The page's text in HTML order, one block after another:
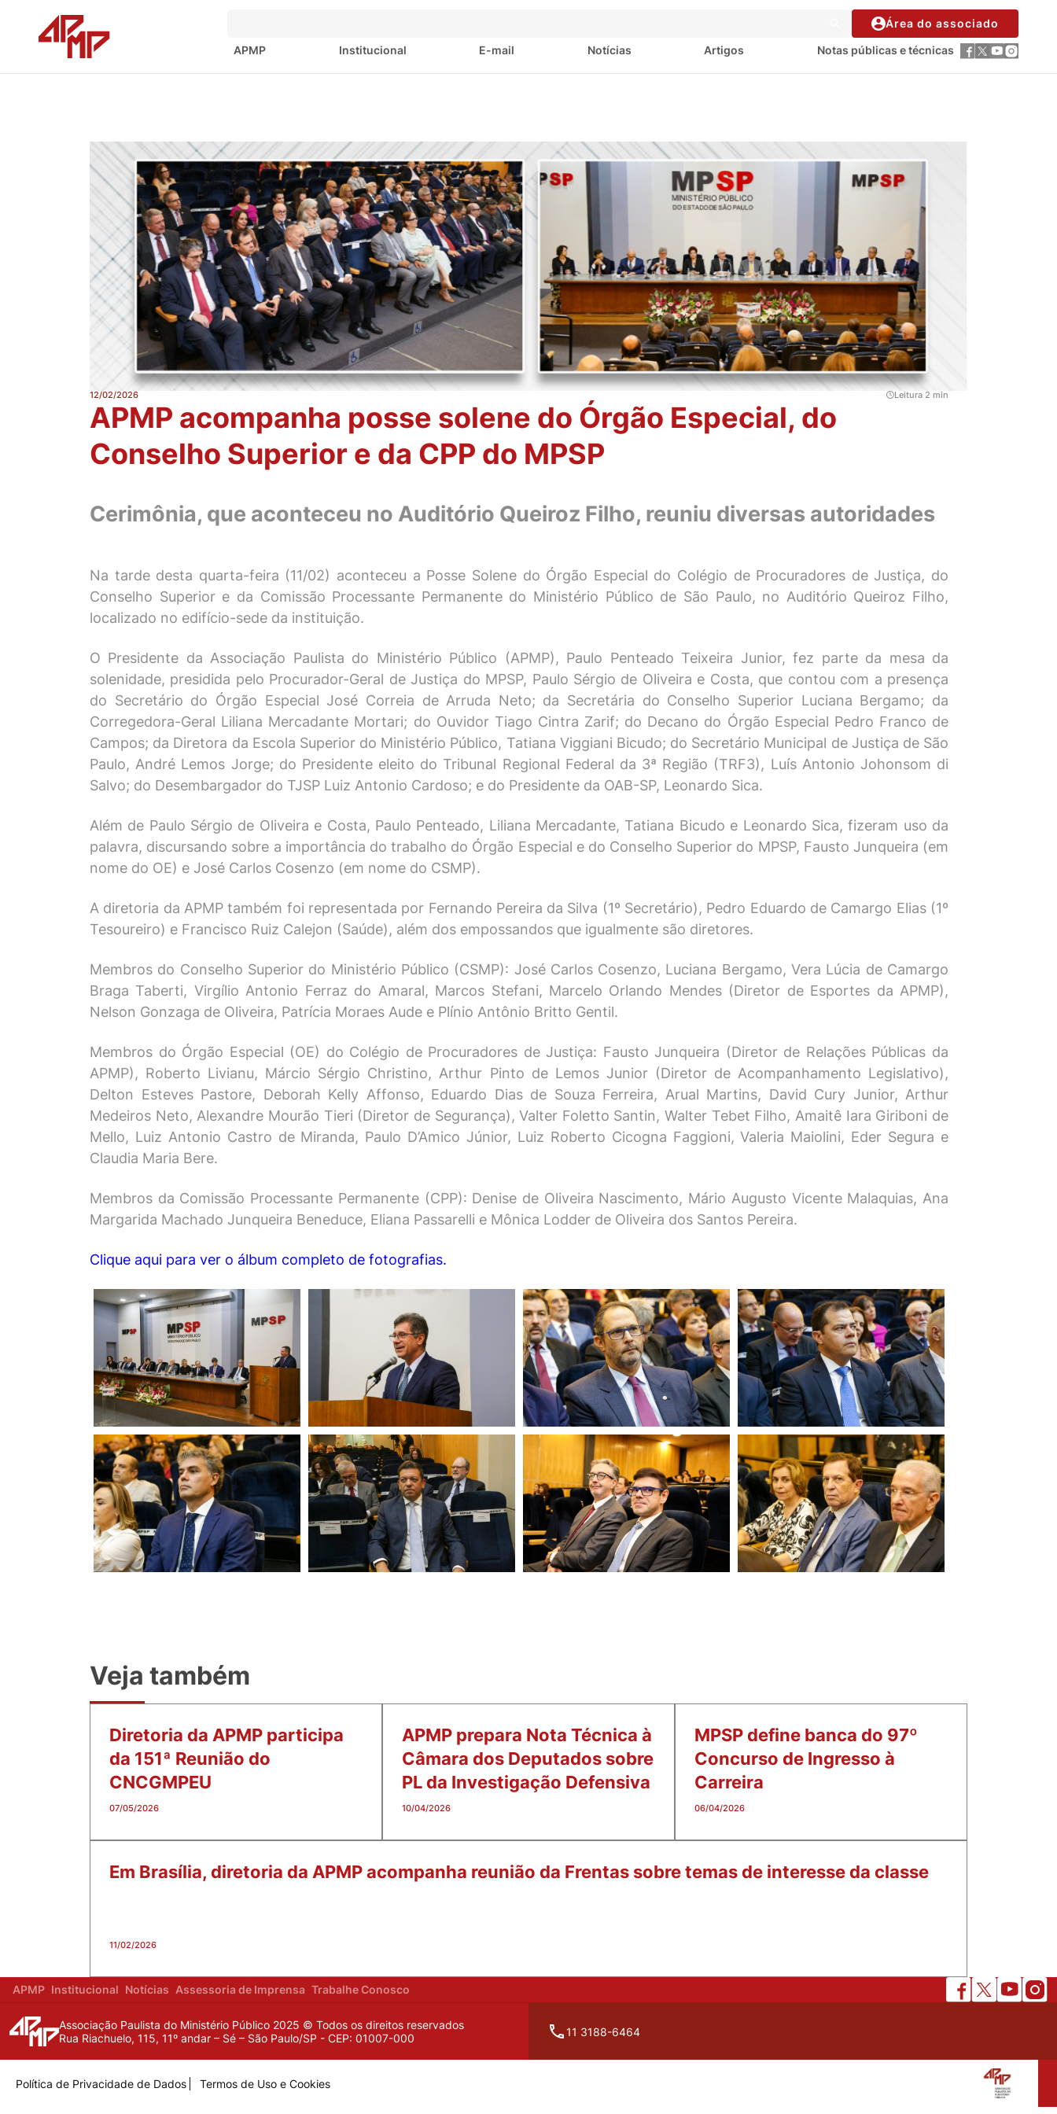
Área do associado
APMP
Institucional E-mail Notícias Artigos Notas públicas e técnicas
12/02/2026 Leitura 2 min
APMP acompanha posse solene do Órgão Especial, do
Conselho Superior e da CPP do MPSP
Cerimônia, que aconteceu no Auditório Queiroz Filho, reuniu diversas autoridades
Na tarde desta quarta-feira (11/02) aconteceu a Posse Solene do Órgão Especial do Colégio de Procuradores de Justiça, do
Conselho Superior e da Comissão Processante Permanente do Ministério Público de São Paulo, no Auditório Queiroz Filho,
localizado no edifício-sede da instituição.
O Presidente da Associação Paulista do Ministério Público (APMP), Paulo Penteado Teixeira Junior, fez parte da mesa da
solenidade, presidida pelo Procurador-Geral de Justiça do MPSP, Paulo Sérgio de Oliveira e Costa, que contou com a presença
do Secretário do Órgão Especial José Correia de Arruda Neto; da Secretária do Conselho Superior Luciana Bergamo; da
Corregedora-Geral Liliana Mercadante Mortari; do Ouvidor Tiago Cintra Zarif; do Decano do Órgão Especial Pedro Franco de
Campos; da Diretora da Escola Superior do Ministério Público, Tatiana Viggiani Bicudo; do Secretário Municipal de Justiça de São
Paulo, André Lemos Jorge; do Presidente eleito do Tribunal Regional Federal da 3ª Região (TRF3), Luís Antonio Johonsom di
Salvo; do Desembargador do TJSP Luiz Antonio Cardoso; e do Presidente da OAB-SP, Leonardo Sica.
Além de Paulo Sérgio de Oliveira e Costa, Paulo Penteado, Liliana Mercadante, Tatiana Bicudo e Leonardo Sica, fizeram uso da
palavra, discursando sobre a importância do trabalho do Órgão Especial e do Conselho Superior do MPSP, Fausto Junqueira (em
nome do OE) e José Carlos Cosenzo (em nome do CSMP).
A diretoria da APMP também foi representada por Fernando Pereira da Silva (1º Secretário), Pedro Eduardo de Camargo Elias (1º
Tesoureiro) e Francisco Ruiz Calejon (Saúde), além dos empossandos que igualmente são diretores.
Membros do Conselho Superior do Ministério Público (CSMP): José Carlos Cosenzo, Luciana Bergamo, Vera Lúcia de Camargo
Braga Taberti, Virgílio Antonio Ferraz do Amaral, Marcos Stefani, Marcelo Orlando Mendes (Diretor de Esportes da APMP),
Nelson Gonzaga de Oliveira, Patrícia Moraes Aude e Plínio Antônio Britto Gentil.
Membros do Órgão Especial (OE) do Colégio de Procuradores de Justiça: Fausto Junqueira (Diretor de Relações Públicas da
APMP), Roberto Livianu, Márcio Sérgio Christino, Arthur Pinto de Lemos Junior (Diretor de Acompanhamento Legislativo),
Delton Esteves Pastore, Deborah Kelly Affonso, Eduardo Dias de Souza Ferreira, Arual Martins, David Cury Junior, Arthur
Medeiros Neto, Alexandre Mourão Tieri (Diretor de Segurança), Valter Foletto Santin, Walter Tebet Filho, Amaitê Iara Giriboni de
Mello, Luiz Antonio Castro de Miranda, Paulo D’Amico Júnior, Luiz Roberto Cicogna Faggioni, Valeria Maiolini, Eder Segura e
Claudia Maria Bere.
Membros da Comissão Processante Permanente (CPP): Denise de Oliveira Nascimento, Mário Augusto Vicente Malaquias, Ana
Margarida Machado Junqueira Beneduce, Eliana Passarelli e Mônica Lodder de Oliveira dos Santos Pereira.
Clique aqui para ver o álbum completo de fotografias.
Veja também
Diretoria da APMP participa
da 151ª Reunião do
CNCGMPEU
07/05/2026
APMP prepara Nota Técnica à
Câmara dos Deputados sobre
PL da Investigação Defensiva
10/04/2026
MPSP define banca do 97º
Concurso de Ingresso à
Carreira
06/04/2026
Em Brasília, diretoria da APMP acompanha reunião da Frentas sobre temas de interesse da classe
11/02/2026
APMP Institucional Notícias Assessoria de Imprensa Trabalhe Conosco
Associação Paulista do Ministério Público 2025 © Todos os direitos reservados
Rua Riachuelo, 115, 11º andar – Sé – São Paulo/SP - CEP: 01007-000
11 3188-6464
Política de Privacidade de Dados Termos de Uso e Cookies